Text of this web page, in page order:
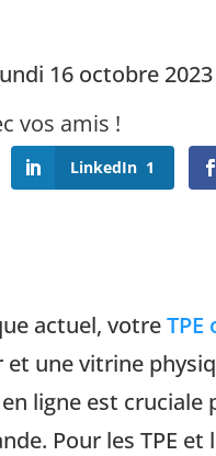
16 octobre 2023
LinkedIn 1
actuel, votreTPE
et une vitrine
ligne est
Pour les TPE et